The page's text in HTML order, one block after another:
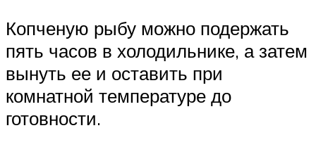
Копченую рыбу можно подержать
пять часов в холодильнике, а затем
вынуть ее и оставить при
комнатной температуре до
готовности.